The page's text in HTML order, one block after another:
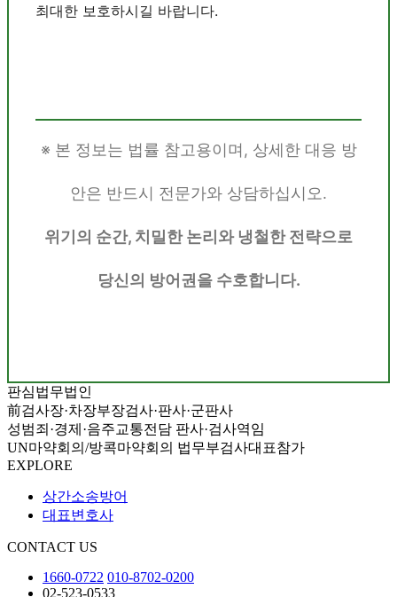
최대한 보호하시길 바랍니다.
※ 본 정보는 법률 참고용이며, 상세한 대응 방
안은 반드시 전문가와 상담하십시오.
위기의 순간, 치밀한 논리와 냉철한 전략으로
당신의 방어권을 수호합니다.
판심법무법인
前검사장·차장부장검사·판사·군판사
성범죄·경제·음주교통전담 판사·검사역임
UN마약회의/방콕마약회의 법무부검사대표참가
EXPLORE
상간소송방어
대표변호사
CONTACT US
1660-0722 010-8702-0200
02-523-0533